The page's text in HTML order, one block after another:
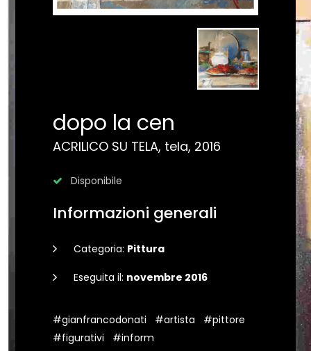
dopo la cen
ACRILICO SU TELA, tela, 2016
Disponibile
Informazioni generali
Categoria: Pittura
Eseguita il: novembre 2016
#gianfrancodonati #artista
#pittore
#figurativi
#inform